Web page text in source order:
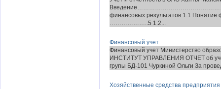
финансовых результатов 1.1
………………..5 1.2...
Финансовый учет
Финансовый учет Министерство
ИНСТИТУТ УПРАВЛЕНИЯ ОТЧЕТ об
групы БД-101 Чуркиной Ольги За
Хозяйственные средства